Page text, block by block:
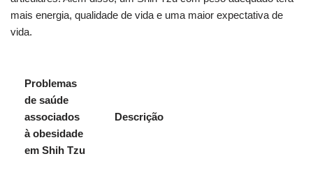
mais energia, qualidade de vida e uma maior expectativa de
vida.
Problemas
de saúde
associados
à obesidade
em Shih Tzu
Descrição